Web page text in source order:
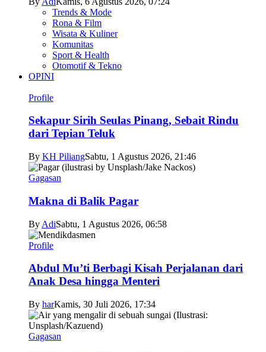
Trends & Mode
Rona & Film
Wisata & Kuliner
Komunitas
Sport & Health
Otomotif & Tekno
OPINI
Profile
Sekapur Sirih Seulas Pinang, Sebait Rindu
dari Tepian Teluk
By KH PiliangSabtu, 1 Agustus 2026, 21:46
Gagasan
Makna di Balik Pagar
By AdiSabtu, 1 Agustus 2026, 06:58
Profile
Abdul Mu’ti Berbagi Kisah Perjalanan dari
Anak Desa hingga Menteri
By harKamis, 30 Juli 2026, 17:34
Gagasan